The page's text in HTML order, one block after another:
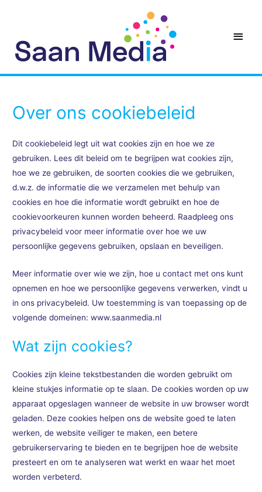
Over ons cookiebeleid
Dit cookiebeleid legt uit wat cookies zijn en hoe we ze
gebruiken. Lees dit beleid om te begrijpen wat cookies zijn,
hoe we ze gebruiken, de soorten cookies die we gebruiken,
d.w.z. de informatie die we verzamelen met behulp van
cookies en hoe die informatie wordt gebruikt en hoe de
cookievoorkeuren kunnen worden beheerd. Raadpleeg ons
privacybeleid voor meer informatie over hoe we uw
persoonlijke gegevens gebruiken, opslaan en beveiligen.
Meer informatie over wie we zijn, hoe u contact met ons kunt
opnemen en hoe we persoonlijke gegevens verwerken, vindt u
in ons privacybeleid. Uw toestemming is van toepassing op de
volgende domeinen: www.saanmedia.nl
Wat zijn cookies?
Cookies zijn kleine tekstbestanden die worden gebruikt om
kleine stukjes informatie op te slaan. De cookies worden op uw
apparaat opgeslagen wanneer de website in uw browser wordt
geladen. Deze cookies helpen ons de website goed te laten
werken, de website veiliger te maken, een betere
gebruikerservaring te bieden en te begrijpen hoe de website
presteert en om te analyseren wat werkt en waar het moet
worden verbeterd.